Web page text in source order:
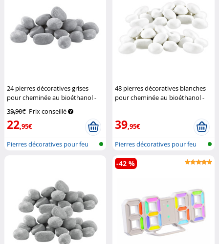
24 pierres décoratives grises
pour cheminée au bioéthanol -
39,90€ Prix conseillé
22,95€
Pierres décoratives pour feu
48 pierres décoratives blanches
pour cheminée au bioéthanol -
39,95€
Pierres décoratives pour feu
-42 %